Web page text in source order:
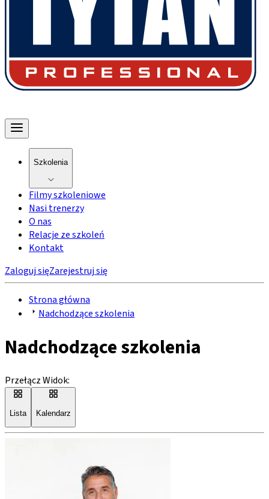
Szkolenia
Filmy szkoleniowe
Nasi trenerzy
O nas
Relacje ze szkoleń
Kontakt
Zaloguj sięZarejestruj się
Strona główna
Nadchodzące szkolenia
Nadchodzące szkolenia
Przełącz Widok:
Lista Kalendarz